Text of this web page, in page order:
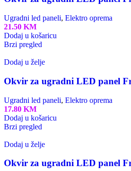
Ugradni led paneli, Elektro oprema
21.50 KM
Dodaj u košaricu
Brzi pregled
Dodaj u želje
Okvir za ugradni LED panel
Ugradni led paneli, Elektro oprema
17.80 KM
Dodaj u košaricu
Brzi pregled
Dodaj u želje
Okvir za ugradni LED panel